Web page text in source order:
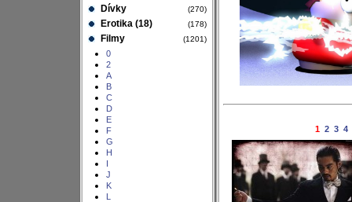
Dívky (270)
Erotika (18) (178)
Filmy (1201)
0
2
A
B
C
D
E
F
G
H
I
J
K
L
1 2 3 4